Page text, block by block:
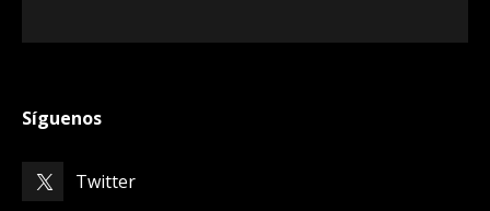
Síguenos
Twitter